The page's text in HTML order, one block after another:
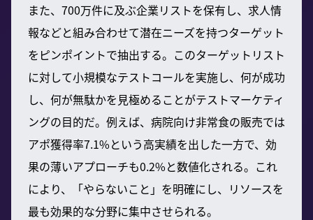
また、700万件に及ぶ企業リストを保有し、求人情
報などと組み合わせて潜在ニーズを持つターゲット
をピンポイントで抽出する。このターゲットリスト
に対して小規模なテストコールを実施し、何が成功
し、何が無駄かを見極めることがテストマーケティ
ングの目的だ。例えば、病院向け非常食の販売では
アポ獲得率7.1%という高実績を出した一方で、効
果の薄いアプローチも0.2%と数値化される。これ
により、「やらないこと」を明確にし、リソースを
最も効果的な分野に集中させられる。